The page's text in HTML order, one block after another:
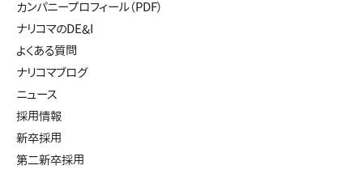
カンパニープロフィール（PDF）
ナリコマのDE&I
よくある質問
ナリコマブログ
ニュース
採用情報
新卒採用
第二新卒採用